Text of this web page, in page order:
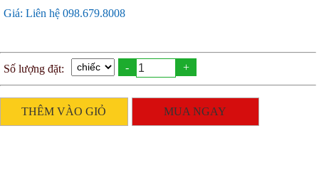
Giá: Liên hệ 098.679.8008
Số lượng đặt: - +
THÊM VÀO GIỎ MUA NGAY